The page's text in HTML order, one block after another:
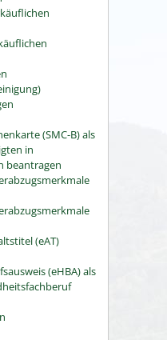
(SMC-B) als
in
beantragen
(eAT)
(eHBA) als